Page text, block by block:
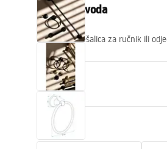
Opis proizvoda
Elegantna vješalica za ručnik ili
Svojstva
Boja
Materijal